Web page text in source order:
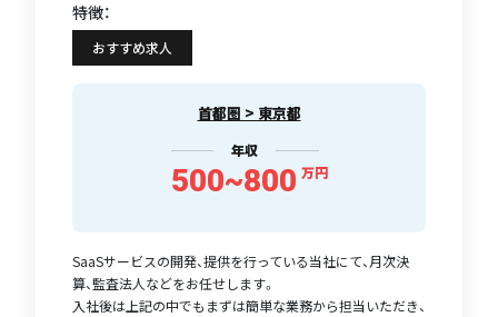
特徴：
おすすめ求人
首都圏 > 東京都
年収
500~800 万円
SaaSサービスの開発、提供を行っている当社にて、月次決
算、監査法人などをお任せします。
入社後は上記の中でもまずは簡単な業務から担当いただき、